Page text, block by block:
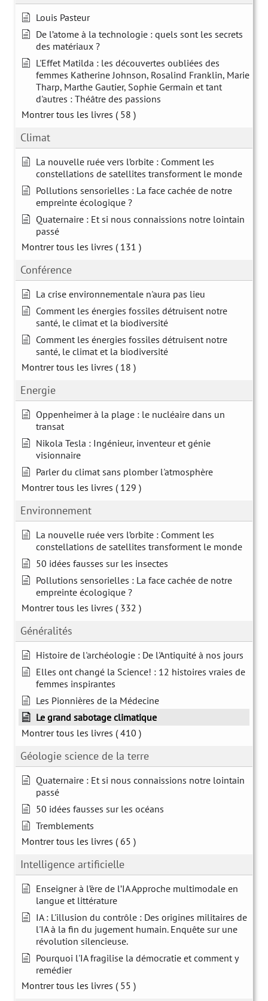
Louis Pasteur
De l’atome à la technologie : quels sont les secrets
des matériaux ?
L'Effet Matilda : les découvertes oubliées des
femmes Katherine Johnson, Rosalind Franklin, Marie
Tharp, Marthe Gautier, Sophie Germain et tant
d'autres : Théâtre des passions
Montrer tous les livres ( 58 )
Climat
La nouvelle ruée vers l’orbite : Comment les
constellations de satellites transforment le monde
Pollutions sensorielles : La face cachée de notre
empreinte écologique ?
Quaternaire : Et si nous connaissions notre lointain
passé
Montrer tous les livres ( 131 )
Conférence
La crise environnementale n'aura pas lieu
Comment les énergies fossiles détruisent notre
santé, le climat et la biodiversité
Comment les énergies fossiles détruisent notre
santé, le climat et la biodiversité
Montrer tous les livres ( 18 )
Energie
Oppenheimer à la plage : le nucléaire dans un
transat
Nikola Tesla : Ingénieur, inventeur et génie
visionnaire
Parler du climat sans plomber l'atmosphère
Montrer tous les livres ( 129 )
Environnement
La nouvelle ruée vers l’orbite : Comment les
constellations de satellites transforment le monde
50 idées fausses sur les insectes
Pollutions sensorielles : La face cachée de notre
empreinte écologique ?
Montrer tous les livres ( 332 )
Généralités
Histoire de l'archéologie : De l'Antiquité à nos jours
Elles ont changé la Science! : 12 histoires vraies de
femmes inspirantes
Les Pionnières de la Médecine
Le grand sabotage climatique
Montrer tous les livres ( 410 )
Géologie science de la terre
Quaternaire : Et si nous connaissions notre lointain
passé
50 idées fausses sur les océans
Tremblements
Montrer tous les livres ( 65 )
Intelligence artificielle
Enseigner à l’ère de l’IA Approche multimodale en
langue et littérature
IA : L'illusion du contrôle : Des origines militaires de
l'IA à la fin du jugement humain. Enquête sur une
révolution silencieuse.
Pourquoi l'IA fragilise la démocratie et comment y
remédier
Montrer tous les livres ( 55 )